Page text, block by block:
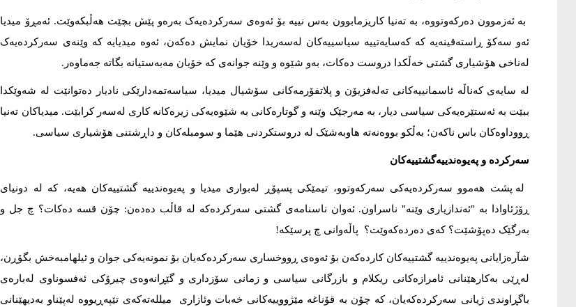
بە ئەزموون دەرکەوتووە، بە تەنیا کاریزمابوون بەس نییە بۆ ئەوەی سەرکردەیەک بەرەو پێش بچێت هەڵبکەوێت. ئەمڕۆ میدیا
ئەو سەکۆ ڕاستەقینەیە کە کەسایەتییە سیاسییەکان لەسەریدا خۆیان نمایش دەکەن، ئەوە میدیایە کە وێنەی سەرکردەیەک
لەناخی هۆشیاری گشتی خەڵکدا دروست دەکات، بەو شێوە و وێنە جوانەی کە خۆیان مەبەستیانە بگاتە جەماوەر.
لە سایەی کەناڵە ئاسمانییەکانی تەلەفزیۆن و پلاتفۆرمەکانی سۆشیال میدیا، سیاسەتمەدارێکی نادیار دەتوانێت لە شەوێکدا
ببێت بە ئەستێرەیەکی سیاسی دیار، بە مەرجێک وێنە و گوتارەکانی بە شێوەیەکی زیرەکانە کاری لەسەر کرابێت. میدیاکان تەنیا
ڕووداوەکان باس ناکەن؛ بەڵکو بووەنەتە هاوبەشێک لە دروستکردنی هێما و سومبلەکان و داڕشتنی هۆشیاری سیاسی.
سەرکردە و پەیوەندییەگشتییەکان
لە پشت هەموو سەرکردەیەکی سەرکەوتوو، تیمێکی پسپۆڕ لەبواری میدیا و پەیوەندییە گشتییەکان هەیە، کە لە دونیای
ڕۆژئاوادا بە "ئەندازیاری وێنە" ناسراون. ئەوان ناسنامەی گشتی سەرکردەکە لە قاڵب دەدەن: چۆن قسە دەکات؟ چ جل و
بەرگێک دەپۆشێت؟ کەی دەردەکەوێت؟ پاڵەوانی چ پرسێکە!
شآرەزایانی پەیوەندییە گشتییەکان کاردەکەن بۆ ئەوەی ڕووخساری سەرکردەکەیان بۆ نمونەیەکی جوان و ئیلهامبەخش بگۆڕن،
لەڕێی بەکارهێنانی ئامرازەکانی ریکلام و بازرگانی سیاسی و زمانی سۆزداری و گێڕانەوەی چیرۆکی ئەفسوناوی لەبارەی
باگڕاوندی ژیانی سەرکردەکەیان، کە چۆن بە قۆناغە مێژووییەکانی خەبات وئازاری میللەتەکەی تێپەڕیووە لەپێناو بەدیهێنانی